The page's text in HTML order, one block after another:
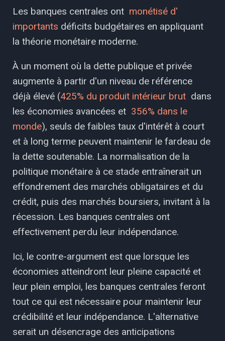
Les banques centrales ont monétisé d'
importants déficits budgétaires en appliquant
la théorie monétaire moderne.
À un moment où la dette publique et privée
augmente à partir d'un niveau de référence
déjà élevé (425% du produit intérieur brut dans
les économies avancées et 356% dans le
monde), seuls de faibles taux d'intérêt à court
et à long terme peuvent maintenir le fardeau de
la dette soutenable. La normalisation de la
politique monétaire à ce stade entraînerait un
effondrement des marchés obligataires et du
crédit, puis des marchés boursiers, invitant à la
récession. Les banques centrales ont
effectivement perdu leur indépendance.
Ici, le contre-argument est que lorsque les
économies atteindront leur pleine capacité et
leur plein emploi, les banques centrales feront
tout ce qui est nécessaire pour maintenir leur
crédibilité et leur indépendance. L'alternative
serait un désencrage des anticipations